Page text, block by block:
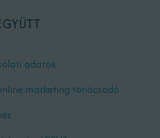
adatok
marketing tanácsadó